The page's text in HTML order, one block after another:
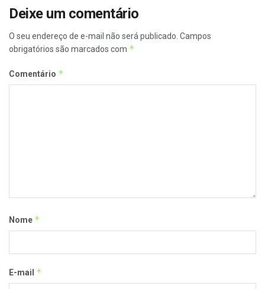
Deixe um comentário
O seu endereço de e-mail não será publicado. Campos
obrigatórios são marcados com *
Comentário *
Nome *
E-mail *